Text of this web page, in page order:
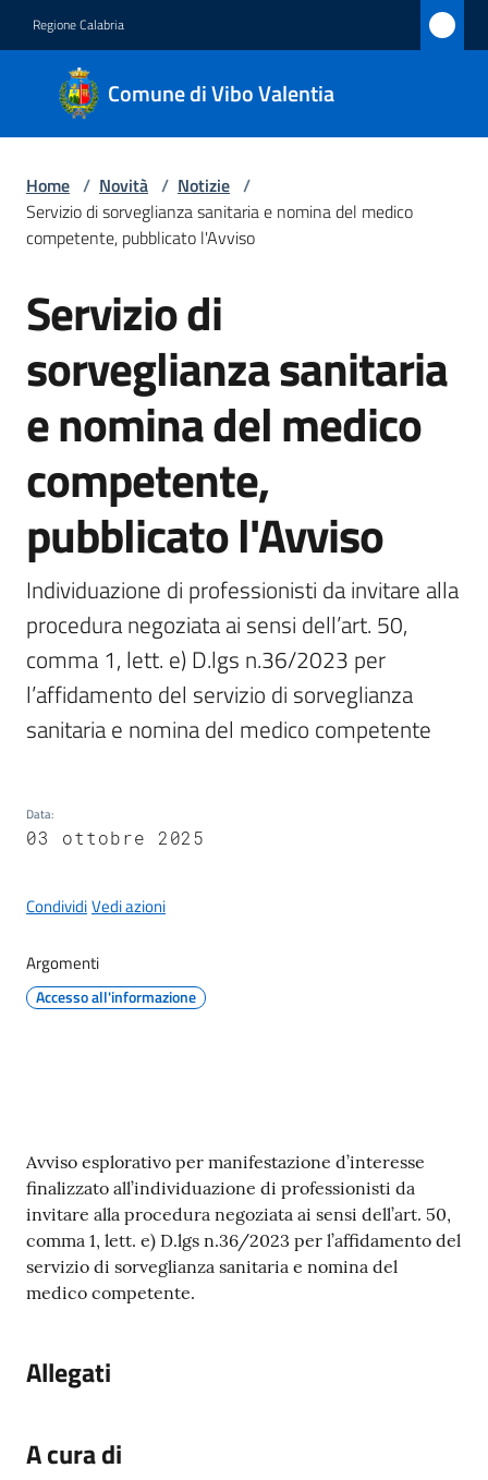
Regione Calabria
Comune di Vibo Valentia
Comune
di Vibo
Valentia
Amministrazione
Novità
Menu selezionato
Vivere
Vibo
A
l
b
o
p
r
o
r
Tutti
gli
argomenti...
Home / Novità / Notizie /
Servizio di sorveglianza sanitaria e nomina del medico
competente, pubblicato l'Avviso
Salta al contenuto
Servizio di
sorveglianza sanitaria
e nomina del medico
competente,
pubblicato l'Avviso
Individuazione di professionisti da invitare alla
procedura negoziata ai sensi dell’art. 50,
comma 1, lett. e) D.lgs n.36/2023 per
l’affidamento del servizio di sorveglianza
sanitaria e nomina del medico competente
Data:
03 ottobre 2025
CondividiVedi azioni
Argomenti
Accesso all'informazione
Contenuto
Avviso esplorativo per manifestazione d’interesse
finalizzato all’individuazione di professionisti da
invitare alla procedura negoziata ai sensi dell’art. 50,
comma 1, lett. e) D.lgs n.36/2023 per l’affidamento del
servizio di sorveglianza sanitaria e nomina del
medico competente.
Allegati
A cura di